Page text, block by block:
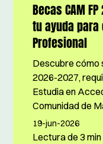
Becas CAM
tu ayuda
Profesional
Descubre cómo
2026-2027,
Estudia en
Comunidad de
19-jun-2026
Lectura de3 min